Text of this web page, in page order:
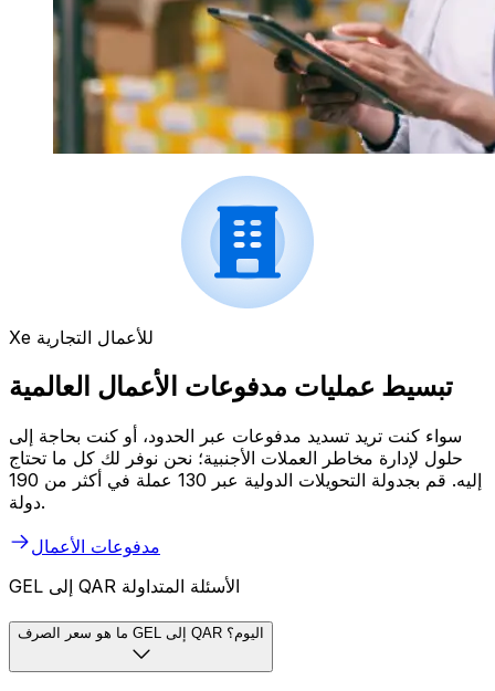
Xe للأعمال التجارية
تبسيط عمليات مدفوعات الأعمال العالمية
سواء كنت تريد تسديد مدفوعات عبر الحدود، أو كنت بحاجة إلى
حلول لإدارة مخاطر العملات الأجنبية؛ نحن نوفر لك كل ما تحتاج
إليه. قم بجدولة التحويلات الدولية عبر 130 عملة في أكثر من 190
دولة.
مدفوعات الأعمال
GEL إلى QAR الأسئلة المتداولة
ما هو سعر الصرف GEL إلى QAR اليوم؟